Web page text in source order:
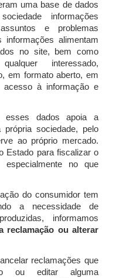
uma base de dados
informações
e problemas
informações alimentam
no site, bem como
interessado,
em formato aberto, em
acesso à informação e
esses dados apoia a
própria sociedade, pelo
ao próprio mercado.
Estado para fiscalizar o
especialmente no que
do consumidor tem
a necessidade de
informamos
reclamação ou alterar
reclamações que
ou editar alguma